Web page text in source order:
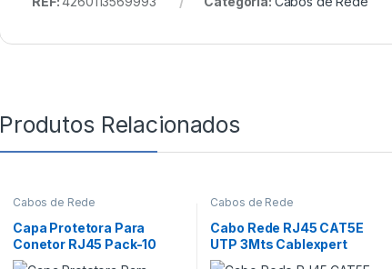
Produtos Relacionados
Cabos de Rede
Capa Protetora Para
Conetor RJ45 Pack-10
Unid. Aisens
Cabos de Rede
Cabo Rede RJ45 CAT5E
UTP 3Mts Cablexpert